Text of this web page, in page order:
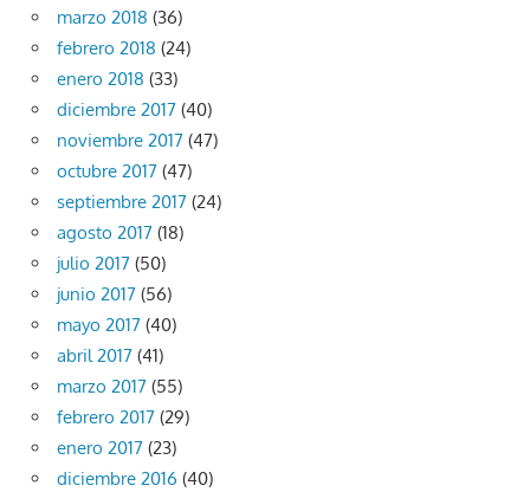
marzo 2018 (36)
febrero 2018 (24)
enero 2018 (33)
diciembre 2017 (40)
noviembre 2017 (47)
octubre 2017 (47)
septiembre 2017 (24)
agosto 2017 (18)
julio 2017 (50)
junio 2017 (56)
mayo 2017 (40)
abril 2017 (41)
marzo 2017 (55)
febrero 2017 (29)
enero 2017 (23)
diciembre 2016 (40)